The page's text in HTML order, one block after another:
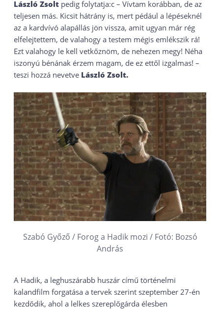
László Zsolt pedig folytatja:c – Vívtam korábban, de az
teljesen más. Kicsit hátrány is, mert pédául a lépéseknél
az a kardvívó alapállás jön vissza, amit ugyan már rég
elfelejtettem, de valahogy a testem mégis emlékszik rá!
Ezt valahogy le kell vetkőznöm, de nehezen megy! Néha
iszonyú bénának érzem magam, de ez ettől izgalmas! –
teszi hozzá nevetve László Zsolt.
Szabó Győző / Forog a Hadik mozi / Fotó: Bozsó
András
A Hadik, a leghuszárabb huszár című történelmi
kalandfilm forgatása a tervek szerint szeptember 27-én
kezdődik, ahol a lelkes szereplőgárda élesben